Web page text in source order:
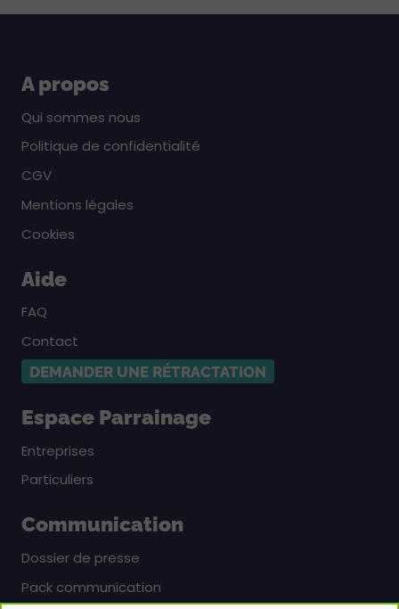
A propos
Qui sommes nous
Politique de confidentialité
CGV
Mentions légales
Cookies
Aide
FAQ
Contact
DEMANDER UNE RÉTRACTATION
Espace Parrainage
Entreprises
Particuliers
Communication
Dossier de presse
Pack communication